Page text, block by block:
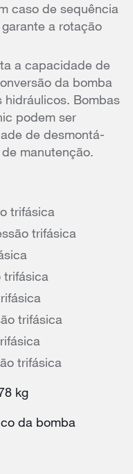
caso de sequência
a rotação
a capacidade de
da bomba
hidráulicos. Bombas
podem ser
de desmontá-
manutenção.
trifásica
trifásica
trifásica
trifásica
trifásica
kg
da bomba